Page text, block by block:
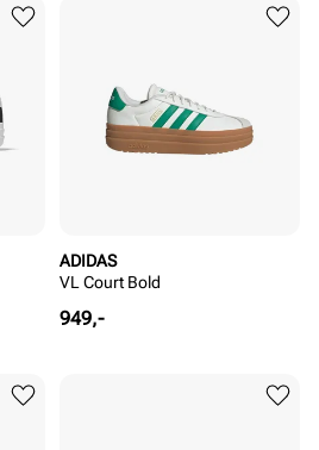
ADIDAS
VL Court Bold
Pris
949,-